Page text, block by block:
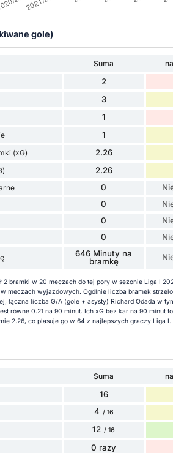
gole)
Suma
2
3
1
1
(xG) 2.26
2.26
0
0
0
0
646 Minuty na
bramkę
2 bramki w 20 meczach do tej pory w sezonie Liga I
meczach wyjazdowych. Ogólnie liczba bramek
łączna liczba G/A (gole + asysty) Richard Odada w
równe 0.21 na 90 minut. Ich xG bez kar na 90 minut
2.26, co plasuje go w 64 z najlepszych graczy Liga I.
Suma
16
4 / 16
12 / 16
0 razy